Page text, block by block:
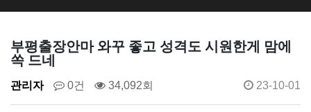
부평출장안마 와꾸 좋고 성격도 시원한게 맘에
쏙 드네
관리자 0건 34,092회 23-10-01